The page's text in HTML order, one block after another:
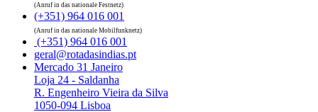
(Anruf in das nationale Festnetz)
(+351) 964 016 001
(Anruf in das nationale Mobilfunknetz)
(+351) 964 016 001
geral@rotadasindias.pt
Mercado 31 Janeiro
Loja 24 - Saldanha
R. Engenheiro Vieira da Silva
1050-094 Lisboa